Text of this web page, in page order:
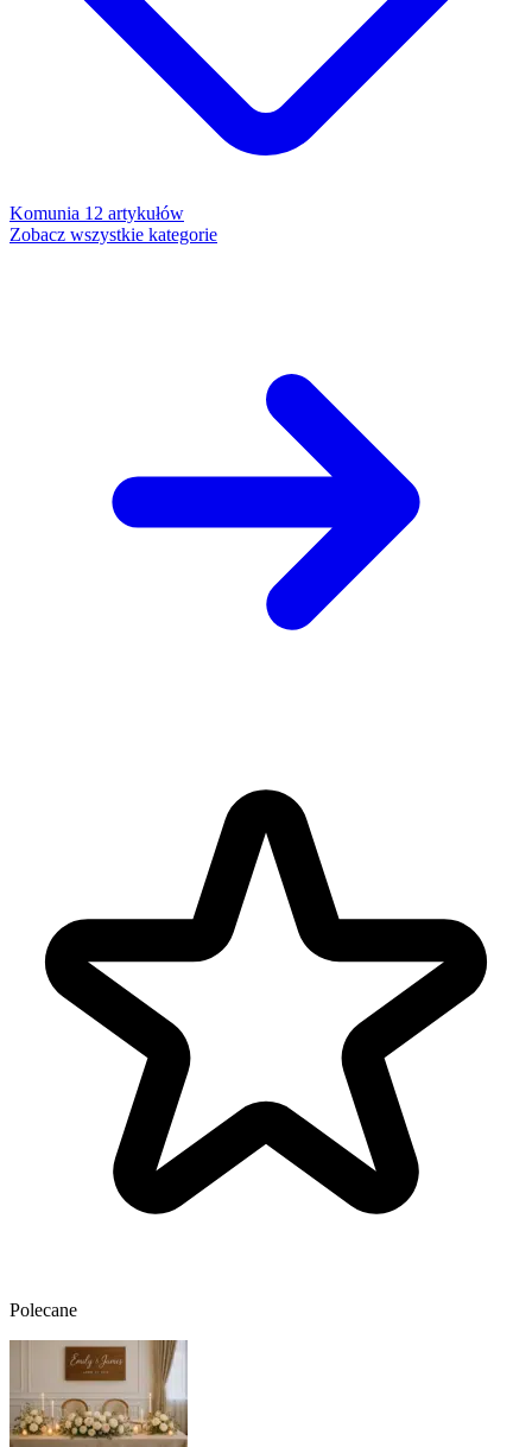
Komunia 12 artykułów
Zobacz wszystkie kategorie
Polecane